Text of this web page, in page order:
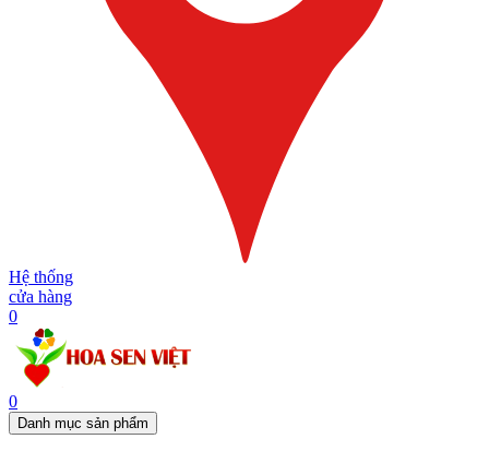
Hệ thống
cửa hàng
0
0
Danh mục sản phẩm